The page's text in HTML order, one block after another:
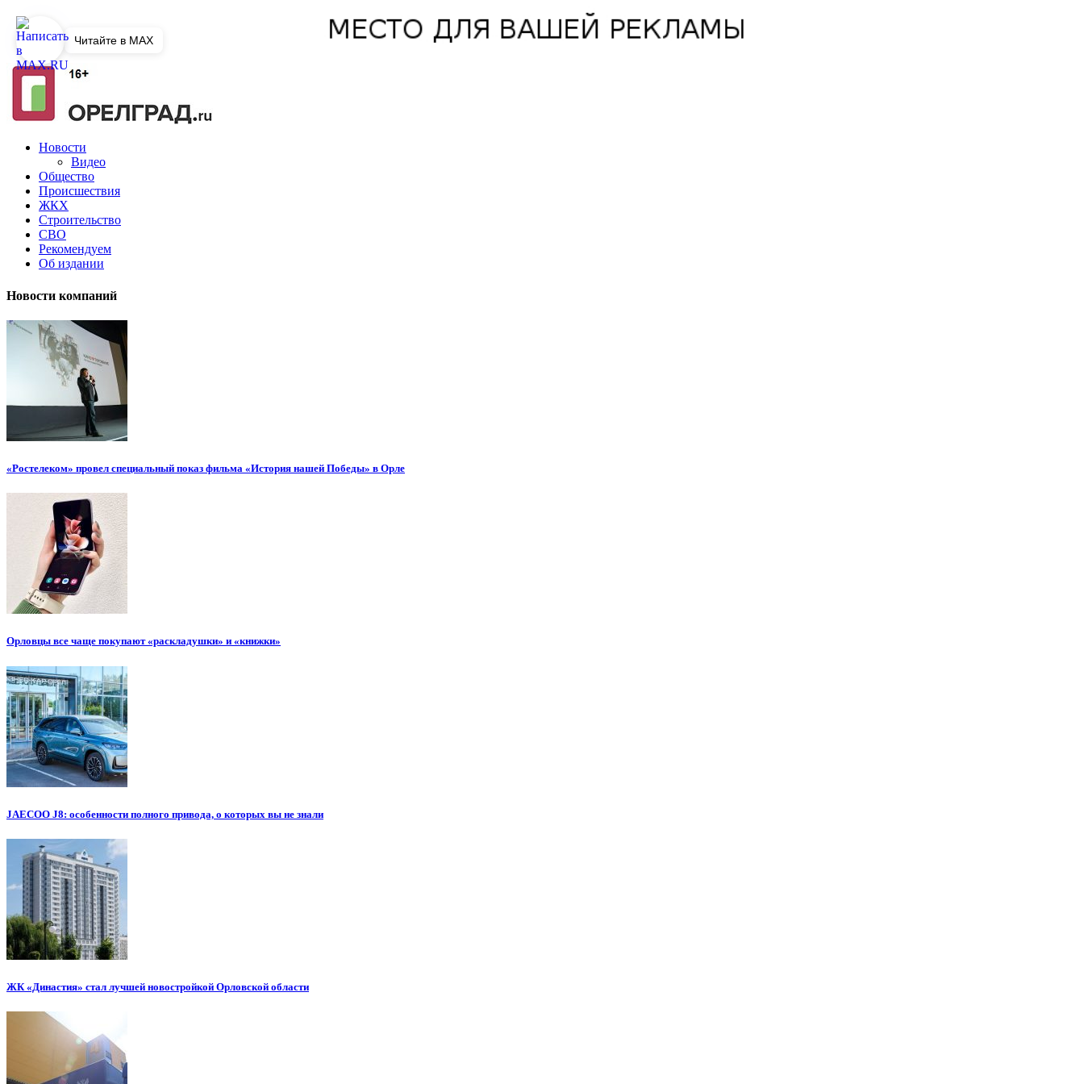
Новости
Видео
Общество
Происшествия
ЖКХ
Строительство
СВО
Рекомендуем
Об издании
Новости компаний
«Ростелеком» провел специальный показ фильма «История нашей Победы» в Орле
Орловцы все чаще покупают «раскладушки» и «книжки»
JAECOO J8: особенности полного привода, о которых вы не знали
ЖК «Династия» стал лучшей новостройкой Орловской области
Читайте в MAX